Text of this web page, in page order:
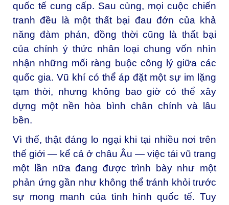
quốc tế cung cấp. Sau cùng, mọi cuộc chiến
tranh đều là một thất bại đau đớn của khả
năng đàm phán, đồng thời cũng là thất bại
của chính ý thức nhân loại chung vốn nhìn
nhận những mối ràng buộc công lý giữa các
quốc gia. Vũ khí có thể áp đặt một sự im lặng
tạm thời, nhưng không bao giờ có thể xây
dựng một nền hòa bình chân chính và lâu
bền.
Vì thế, thật đáng lo ngại khi tại nhiều nơi trên
thế giới — kể cả ở châu Âu — việc tái vũ trang
một lần nữa đang được trình bày như một
phản ứng gần như không thể tránh khỏi trước
sự mong manh của tình hình quốc tế. Tuy